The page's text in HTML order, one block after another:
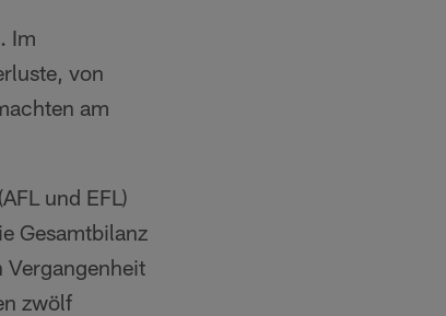
Im
von
am
und EFL)
Gesamtbilanz
zwölf